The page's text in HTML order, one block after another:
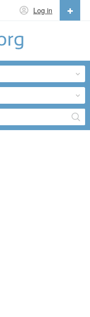
Log in